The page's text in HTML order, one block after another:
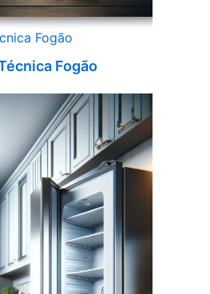
Fogão
Fogão